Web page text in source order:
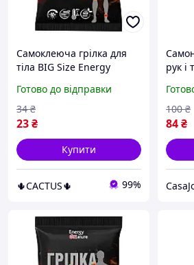
Самоклеюча грілка для
тіла BIG Size Energy
годин
Готово до відправки
23₴
34 ₴
Купити
🌵CACTUS🌵 99%
рук і
84₴
100 ₴